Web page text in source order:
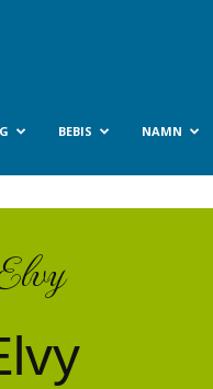
BEBIS NAMN